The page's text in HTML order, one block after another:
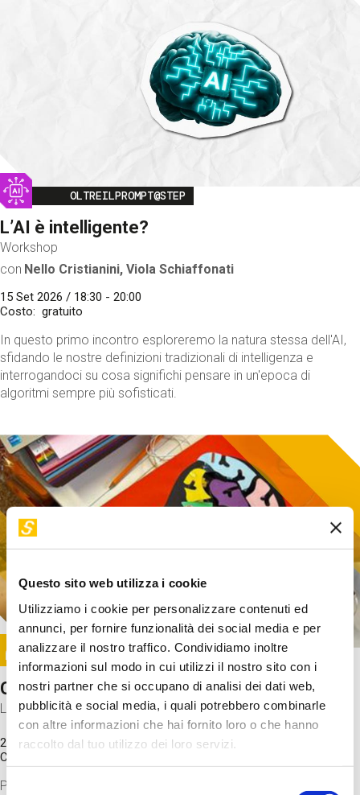
Questo sito web utilizza i cookie
Utilizziamo i cookie per personalizzare contenuti ed
annunci, per fornire funzionalità dei social media e per
analizzare il nostro traffico. Condividiamo inoltre
informazioni sul modo in cui utilizzi il nostro sito con i
nostri partner che si occupano di analisi dei dati web,
pubblicità e social media, i quali potrebbero combinarle
con altre informazioni che hai fornito loro o che hanno
raccolto dal tuo utilizzo dei loro servizi.
Selezione
Image
OLTREILPROMPT@STEP
L’AI è intelligente?
Workshop
con Nello Cristianini, Viola Schiaffonati
15 Set 2026 / 18:30 - 20:00
Costo
gratuito
In questo primo incontro esploreremo la natura stessa dell'AI,
sfidando le nostre definizioni tradizionali di intelligenza e
interrogandoci su cosa significhi pensare in un'epoca di
algoritmi sempre più sofisticati.
Image
SUNDAY@STEP
Come funziona il cervello?
Laboratorio
20 Set 2026 / 11:15 - 13:00
Costo
Proveremo a costruire un cervello in cartoncino cercando di